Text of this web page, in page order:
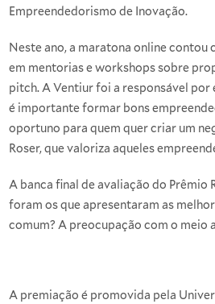
Empreendedorismo de Inovação.
Neste ano, a maratona online contou
em mentorias e workshops sobre
pitch. A Ventiur foi a responsável
é importante formar bons
oportuno para quem quer criar um
Roser, que valoriza aqueles
A banca final de avaliação do Prêmio
foram os que apresentaram as
comum? A preocupação com o meio
A premiação é promovida pela